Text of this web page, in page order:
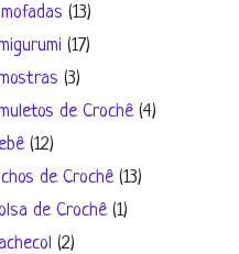
(13)
(17)
(3)
de Crochê (4)
(12)
de Crochê (13)
de Crochê (1)
(2)